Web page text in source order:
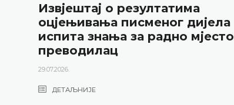
Извјештај о резултатима
оцјењивања писменог дијела
испита знања за радно мјесто
преводилац
29.07.2026.
ДЕТАЉНИЈЕ